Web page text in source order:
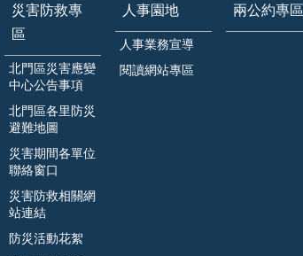
災害防救專
區
北門區災害應變
中心公告事項
北門區各里防災
避難地圖
災害期間各單位
聯絡窗口
災害防救相關網
站連結
防災活動花絮
人事園地
人事業務宣導
閱讀網站專區
兩公約專區